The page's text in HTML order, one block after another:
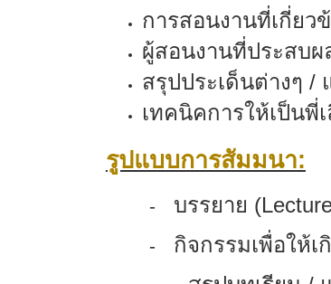
การสอนงานที่เกี่ยว
ผู้สอนงานที่ประสบผ
สรุปประเด็นต่างๆ /
เทคนิคการให้เป็นพี่
รูปแบบการสัมมนา:
- บรรยาย
- กิจกรรมเพื่อให้เ